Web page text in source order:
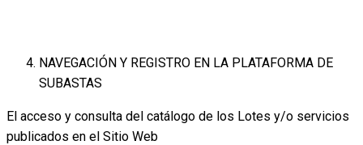
NAVEGACIÓN Y REGISTRO EN LA PLATAFORMA DE
SUBASTAS
El acceso y consulta del catálogo de los Lotes y/o servicios
publicados en el Sitio Web